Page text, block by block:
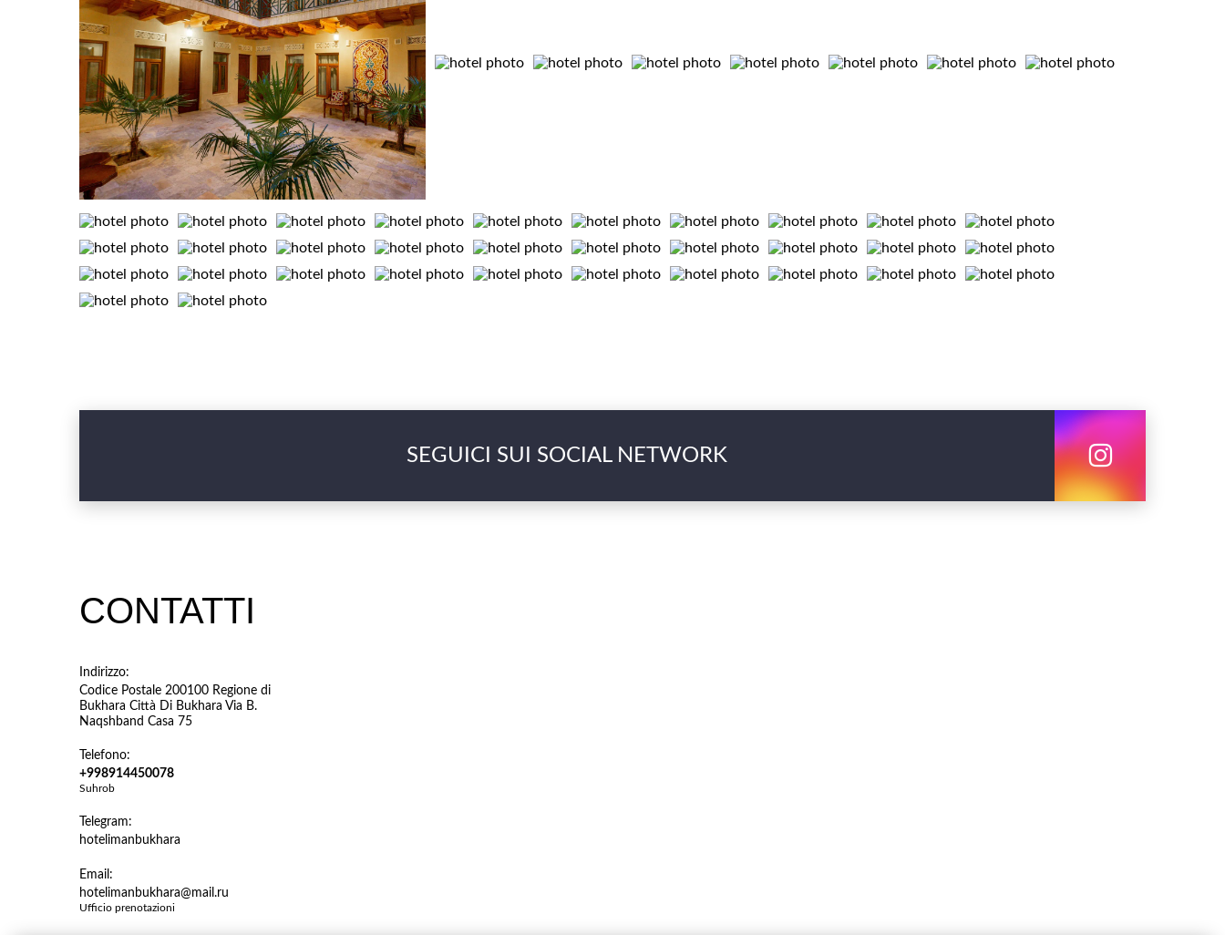
SEGUICI SUI SOCIAL NETWORK
CONTATTI
Indirizzo:
Codice Postale 200100 Regione di
Bukhara Città Di Bukhara Via B.
Naqshband Casa 75
Telefono:
+998914450078
Suhrob
Telegram:
hotelimanbukhara
Email:
hotelimanbukhara@mail.ru
Ufficio prenotazioni